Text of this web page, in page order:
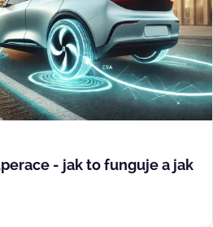
- jak to funguje a jak